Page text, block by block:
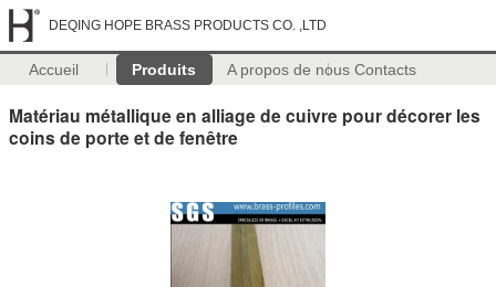
DEQING HOPE BRASS PRODUCTS CO. ,LTD
Accueil Produits A propos de nous Contacts
Matériau métallique en alliage de cuivre pour décorer les
coins de porte et de fenêtre